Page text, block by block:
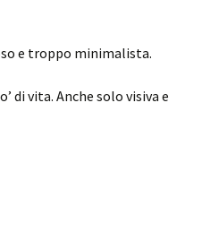
e troppo minimalista.
di vita. Anche solo visiva e